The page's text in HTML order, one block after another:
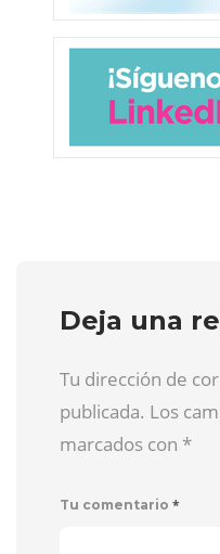
Deja una
Tu dirección de
publicada. Los
marcados con *
Tu comentario *